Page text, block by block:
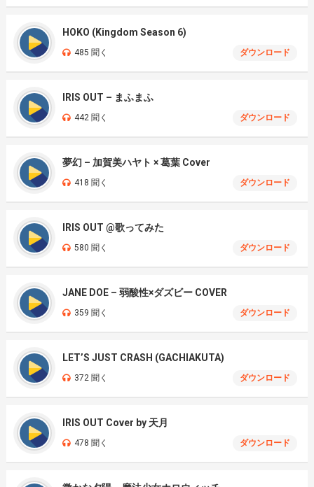
HOKO (Kingdom Season 6)
485 聞く ダウンロード
IRIS OUT – まふまふ
442 聞く ダウンロード
夢幻 – 加賀美ハヤト × 葛葉 Cover
418 聞く ダウンロード
IRIS OUT @歌ってみた
580 聞く ダウンロード
JANE DOE – 弱酸性×ダズビー COVER
359 聞く ダウンロード
LET’S JUST CRASH (GACHIAKUTA)
372 聞く ダウンロード
IRIS OUT Cover by 天月
478 聞く ダウンロード